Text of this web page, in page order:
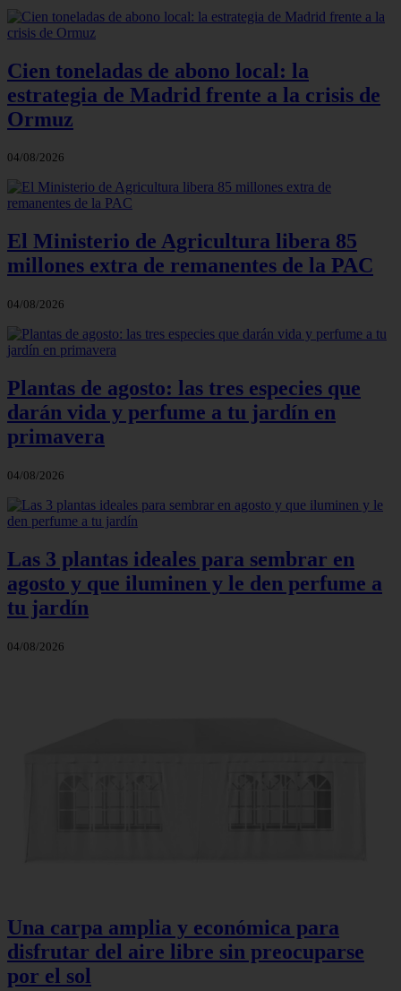
Cien toneladas de abono local: la
estrategia de Madrid frente a la crisis de
Ormuz
04/08/2026
El Ministerio de Agricultura libera 85
millones extra de remanentes de la PAC
04/08/2026
Plantas de agosto: las tres especies que
darán vida y perfume a tu jardín en
primavera
04/08/2026
Las 3 plantas ideales para sembrar en
agosto y que iluminen y le den perfume a
tu jardín
04/08/2026
Una carpa amplia y económica para
disfrutar del aire libre sin preocuparse
por el sol